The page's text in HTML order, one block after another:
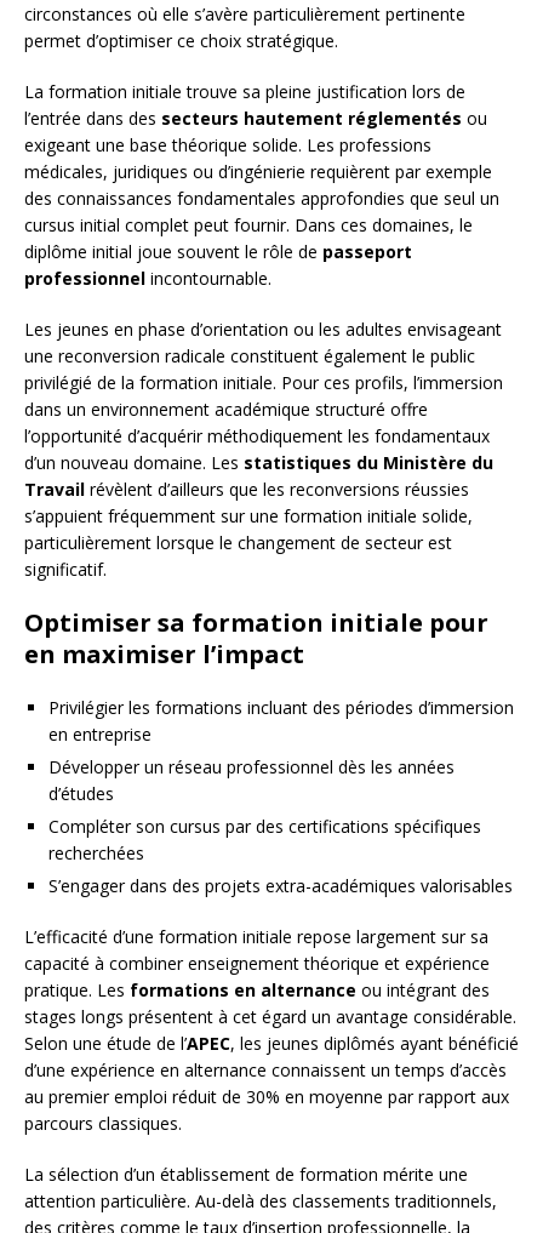
circonstances où elle s’avère particulièrement pertinente
permet d’optimiser ce choix stratégique.
La formation initiale trouve sa pleine justification lors de
l’entrée dans des secteurs hautement réglementés ou
exigeant une base théorique solide. Les professions
médicales, juridiques ou d’ingénierie requièrent par exemple
des connaissances fondamentales approfondies que seul un
cursus initial complet peut fournir. Dans ces domaines, le
diplôme initial joue souvent le rôle de passeport
professionnel incontournable.
Les jeunes en phase d’orientation ou les adultes envisageant
une reconversion radicale constituent également le public
privilégié de la formation initiale. Pour ces profils, l’immersion
dans un environnement académique structuré offre
l’opportunité d’acquérir méthodiquement les fondamentaux
d’un nouveau domaine. Les statistiques du Ministère du
Travail révèlent d’ailleurs que les reconversions réussies
s’appuient fréquemment sur une formation initiale solide,
particulièrement lorsque le changement de secteur est
significatif.
Optimiser sa formation initiale pour
en maximiser l’impact
Privilégier les formations incluant des périodes d’immersion
en entreprise
Développer un réseau professionnel dès les années
d’études
Compléter son cursus par des certifications spécifiques
recherchées
S’engager dans des projets extra-académiques valorisables
L’efficacité d’une formation initiale repose largement sur sa
capacité à combiner enseignement théorique et expérience
pratique. Les formations en alternance ou intégrant des
stages longs présentent à cet égard un avantage considérable.
Selon une étude de l’APEC, les jeunes diplômés ayant bénéficié
d’une expérience en alternance connaissent un temps d’accès
au premier emploi réduit de 30% en moyenne par rapport aux
parcours classiques.
La sélection d’un établissement de formation mérite une
attention particulière. Au-delà des classements traditionnels,
des critères comme le taux d’insertion professionnelle, la